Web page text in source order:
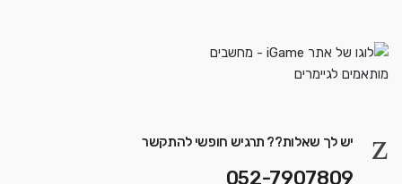
יש לך שאלות?? תרגיש חופשי להתקשר
052-7907809